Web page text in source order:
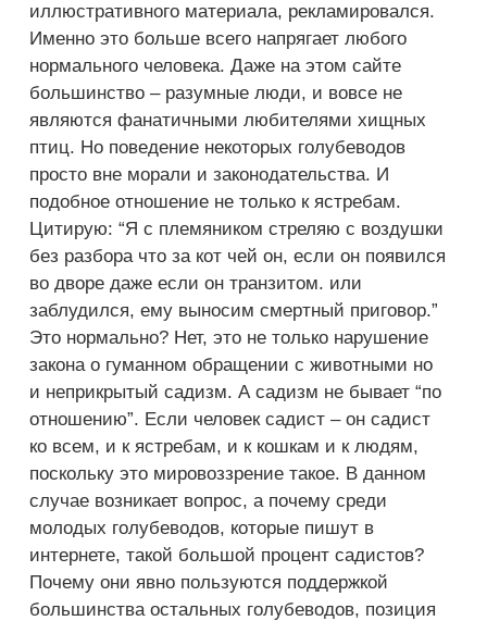
иллюстративного материала, рекламировался.
Именно это больше всего напрягает любого
нормального человека. Даже на этом сайте
большинство – разумные люди, и вовсе не
являются фанатичными любителями хищных
птиц. Но поведение некоторых голубеводов
просто вне морали и законодательства. И
подобное отношение не только к ястребам.
Цитирую: “Я с племяником стреляю с воздушки
без разбора что за кот чей он, если он появился
во дворе даже если он транзитом. или
заблудился, ему выносим смертный приговор.”
Это нормально? Нет, это не только нарушение
закона о гуманном обращении с животными но
и неприкрытый садизм. А садизм не бывает “по
отношению”. Если человек садист – он садист
ко всем, и к ястребам, и к кошкам и к людям,
поскольку это мировоззрение такое. В данном
случае возникает вопрос, а почему среди
молодых голубеводов, которые пишут в
интернете, такой большой процент садистов?
Почему они явно пользуются поддержкой
большинства остальных голубеводов, позиция